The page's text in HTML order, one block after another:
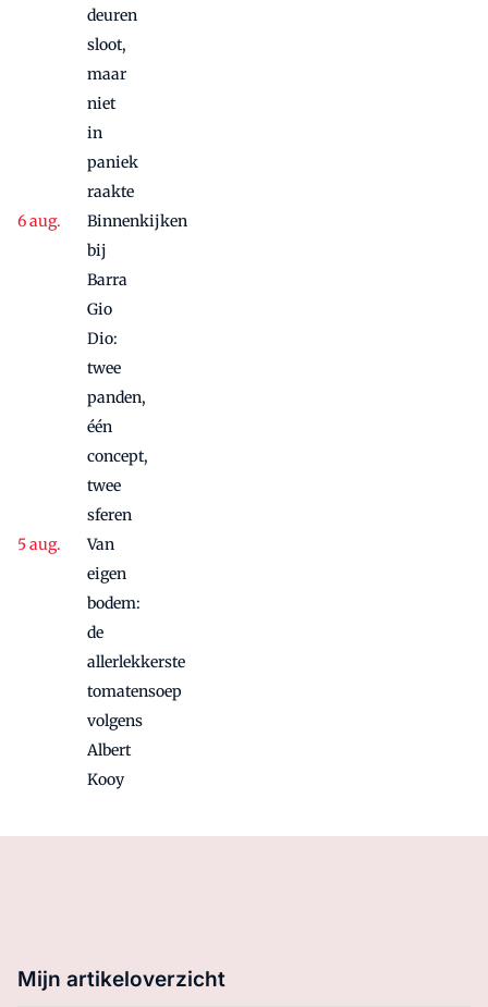
deuren
sloot,
maar
niet
in
paniek
raakte
Binnenkijken
bij
Barra
Gio
Dio:
twee
panden,
één
concept,
twee
sferen
Van
eigen
bodem:
de
allerlekkerste
tomatensoep
volgens
Albert
Kooy
Mijn artikeloverzicht